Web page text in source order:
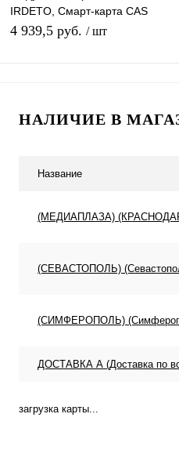
IRDETO, Смарт-карта CAS
IRDETO-31 с услугой
4 939,5 руб. / шт
НАЛИЧИЕ В
Название
(МЕДИАПЛАЗА)
(СЕВАСТОПОЛЬ)
(СИМФЕРОПОЛЬ)
ДОСТАВКА А (Доставка по
загрузка карты...